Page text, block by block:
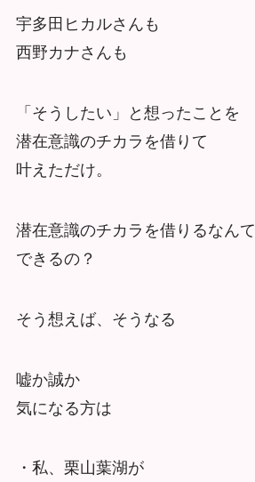
宇多田ヒカルさんも
西野カナさんも
「そうしたい」と想ったことを
潜在意識のチカラを借りて
叶えただけ。
潜在意識のチカラを借りるなんて
できるの？
そう想えば、そうなる
嘘か誠か
気になる方は
・私、栗山葉湖が